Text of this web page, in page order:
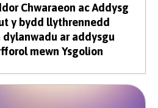
Chwaraeon ac Addysg
y bydd llythrennedd
ar addysgu
mewn Ysgolion